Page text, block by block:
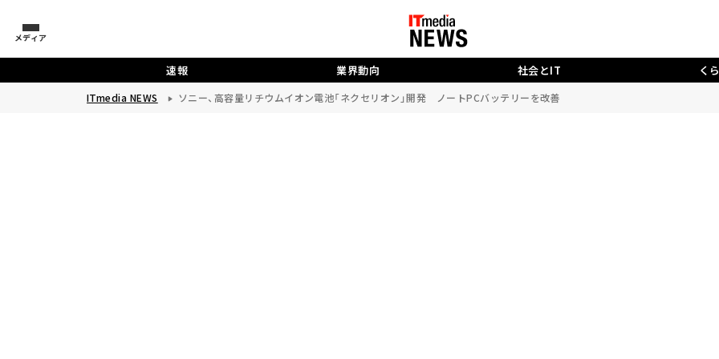
メディア
速報 業界動向 社会とIT く
ITmedia NEWS ソニー、高容量リチウムイオン電池「ネクセリオン」開発 ノートPCバッテリーを改善